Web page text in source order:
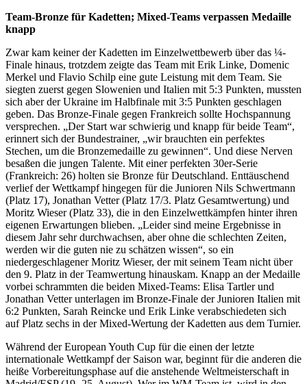
Team-Bronze für Kadetten; Mixed-Teams verpassen Medaille
knapp
Zwar kam keiner der Kadetten im Einzelwettbewerb über das ¼-
Finale hinaus, trotzdem zeigte das Team mit Erik Linke, Domenic
Merkel und Flavio Schilp eine gute Leistung mit dem Team. Sie
siegten zuerst gegen Slowenien und Italien mit 5:3 Punkten, mussten
sich aber der Ukraine im Halbfinale mit 3:5 Punkten geschlagen
geben. Das Bronze-Finale gegen Frankreich sollte Hochspannung
versprechen. „Der Start war schwierig und knapp für beide Team“,
erinnert sich der Bundestrainer, „wir brauchten ein perfektes
Stechen, um die Bronzemedaille zu gewinnen“. Und diese Nerven
besaßen die jungen Talente. Mit einer perfekten 30er-Serie
(Frankreich: 26) holten sie Bronze für Deutschland. Enttäuschend
verlief der Wettkampf hingegen für die Junioren Nils Schwertmann
(Platz 17), Jonathan Vetter (Platz 17/3. Platz Gesamtwertung) und
Moritz Wieser (Platz 33), die in den Einzelwettkämpfen hinter ihren
eigenen Erwartungen blieben. „Leider sind meine Ergebnisse in
diesem Jahr sehr durchwachsen, aber ohne die schlechten Zeiten,
werden wir die guten nie zu schätzen wissen“, so ein
niedergeschlagener Moritz Wieser, der mit seinem Team nicht über
den 9. Platz in der Teamwertung hinauskam. Knapp an der Medaille
vorbei schrammten die beiden Mixed-Teams: Elisa Tartler und
Jonathan Vetter unterlagen im Bronze-Finale der Junioren Italien mit
6:2 Punkten, Sarah Reincke und Erik Linke verabschiedeten sich
auf Platz sechs in der Mixed-Wertung der Kadetten aus dem Turnier.
Während der European Youth Cup für die einen der letzte
internationale Wettkampf der Saison war, beginnt für die anderen die
heiße Vorbereitungsphase auf die anstehende Weltmeisterschaft in